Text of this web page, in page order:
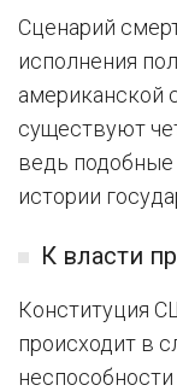
Сценарий
исполнения
американской
существуют
ведь подобные
истории
К власти
Конституция
происходит в